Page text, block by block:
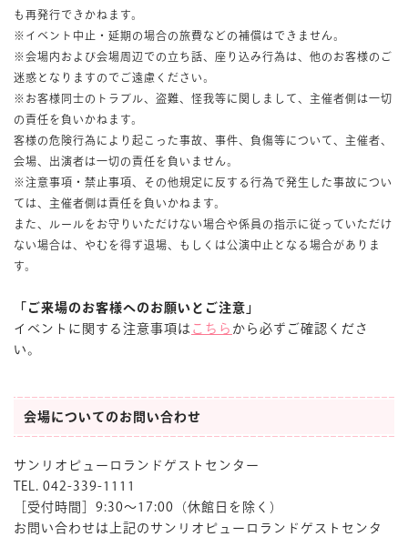
も再発行できかねます。
※イベント中止・延期の場合の旅費などの補償はできません。
※会場内および会場周辺での立ち話、座り込み行為は、他のお客様のご
迷惑となりますのでご遠慮ください。
※お客様同士のトラブル、盗難、怪我等に関しまして、主催者側は一切
の責任を負いかねます。
客様の危険行為により起こった事故、事件、負傷等について、主催者、
会場、出演者は一切の責任を負いません。
※注意事項・禁止事項、その他規定に反する行為で発生した事故につい
ては、主催者側は責任を負いかねます。
また、ルールをお守りいただけない場合や係員の指示に従っていただけ
ない場合は、やむを得ず退場、もしくは公演中止となる場合がありま
す。
「ご来場のお客様へのお願いとご注意」
イベントに関する注意事項は こちら から必ずご確認くださ
い。
会場についてのお問い合わせ
サンリオピューロランドゲストセンター
TEL. 042-339-1111
［受付時間］9:30〜17:00（休館日を除く）
お問い合わせは上記のサンリオピューロランドゲストセンタ